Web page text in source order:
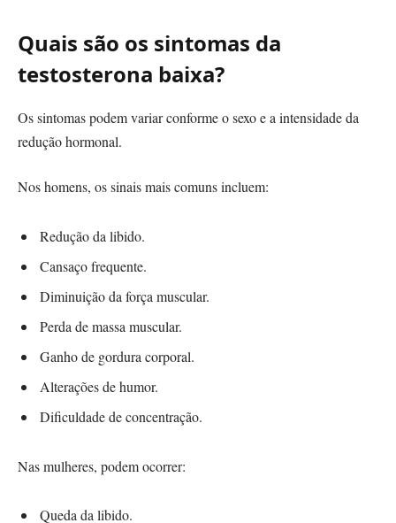
Quais são os sintomas da
testosterona baixa?
Os sintomas podem variar conforme o sexo e a intensidade da
redução hormonal.
Nos homens, os sinais mais comuns incluem:
Redução da libido.
Cansaço frequente.
Diminuição da força muscular.
Perda de massa muscular.
Ganho de gordura corporal.
Alterações de humor.
Dificuldade de concentração.
Nas mulheres, podem ocorrer:
Queda da libido.